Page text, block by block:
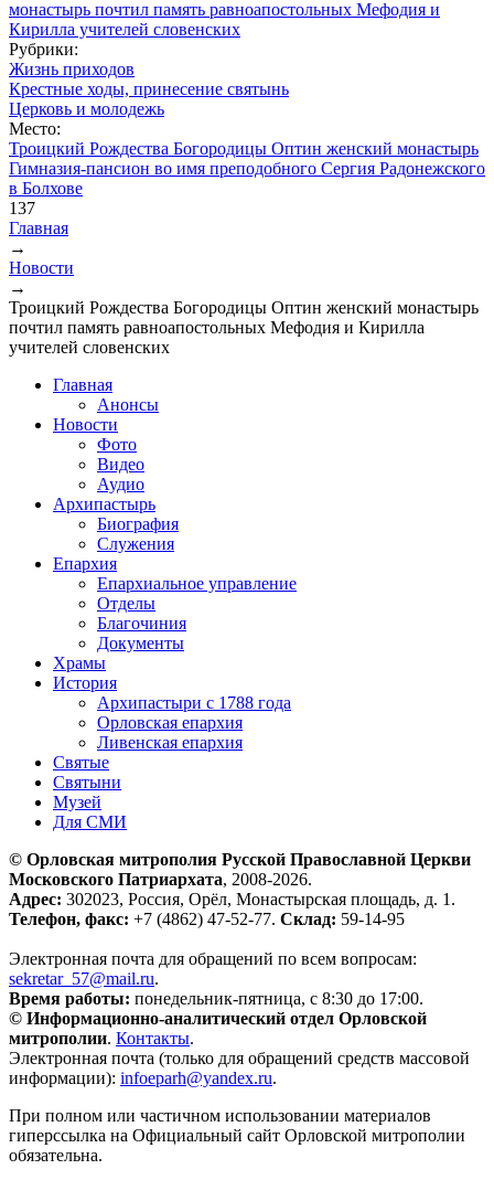
Рубрики:
Жизнь приходов
Крестные ходы, принесение святынь
Церковь и молодежь
Место:
Троицкий Рождества Богородицы Оптин женский монастырь
Гимназия-пансион во имя преподобного Сергия Радонежского
в Болхове
137
Вы здесь
Главная
→
Новости
→
Троицкий Рождества Богородицы Оптин женский монастырь
почтил память равноапостольных Мефодия и Кирилла
учителей словенских
Главная
Анонсы
Новости
Фото
Видео
Аудио
Архипастырь
Биография
Служения
Епархия
Епархиальное управление
Отделы
Благочиния
Документы
Храмы
История
Архипастыри с 1788 года
Орловская епархия
Ливенская епархия
Святые
Святыни
Музей
Для СМИ
© Орловская митрополия Русской Православной Церкви
Московского Патриархата, 2008-2026.
Адрес: 302023, Россия, Орёл, Монастырская площадь, д. 1.
Телефон, факс: +7 (4862) 47-52-77. Склад: 59-14-95
Электронная почта для обращений по всем вопросам:
sekretar_57@mail.ru.
Время работы: понедельник-пятница, с 8:30 до 17:00.
© Информационно-аналитический отдел Орловской
митрополии. Контакты.
Электронная почта (только для обращений средств массовой
информации): infoeparh@yandex.ru.
При полном или частичном использовании материалов
гиперссылка на Официальный сайт Орловской митрополии
обязательна.